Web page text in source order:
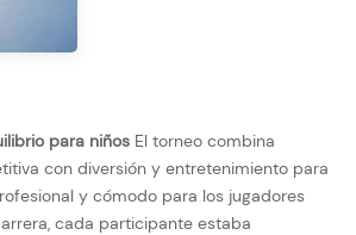
para niños El torneo combina
con diversión y entretenimiento para
y cómodo para los jugadores
cada participante estaba